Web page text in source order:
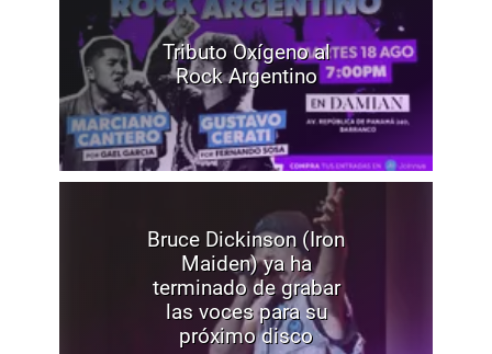
Tributo Oxígeno al
Rock Argentino
Bruce Dickinson (Iron
Maiden) ya ha
terminado de grabar
las voces para su
próximo disco